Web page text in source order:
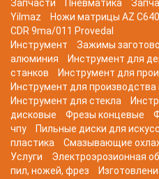
Запчасти
Пневматика
Yilmaz
Ножи матрицы AZ
CDR 9ma/011 Provedal
Инструмент
Зажимы
алюминия
Инструмент для
станков
Инструмент для
Инструмент для производства
Инструмент для стекла
дисковые
Фрезы концевые
чпу
Пильные диски для
пластика
Смазывающие
Услуги
Электроэрозионная
пил, ножей, фрез